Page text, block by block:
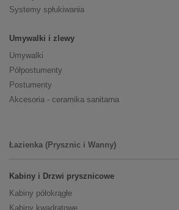
Systemy spłukiwania
Umywalki i zlewy
Umywalki
Półpostumenty
Postumenty
Akcesoria - ceramika sanitarna
Łazienka (Prysznic i Wanny)
Kabiny i Drzwi prysznicowe
Kabiny półokrągłe
Kabiny kwadratowe